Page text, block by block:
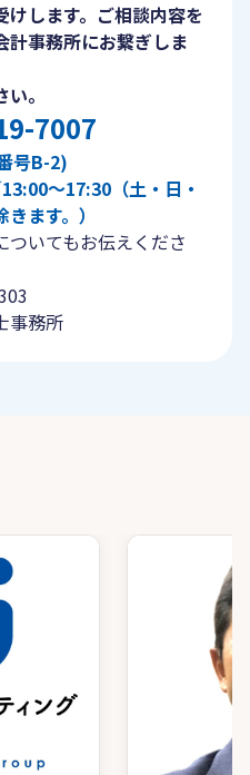
します。ご相談内容を
計事務所にお繋ぎしま
。
7007
号B-2)
〜17:30（土・日・
ます。）
ついてもお伝えくださ
事務所